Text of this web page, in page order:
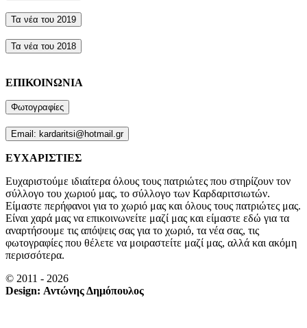
Τα νέα του 2019
Τα νέα του 2018
ΕΠΙΚΟΙΝΩΝΙΑ
Φωτογραφίες
Email: kardaritsi@hotmail.gr
ΕΥΧΑΡΙΣΤΙΕΣ
Ευχαριστούμε ιδιαίτερα όλους τους πατριώτες που στηρίζουν τον
σύλλογο του χωριού μας, το σύλλογο των Καρδαριτσιωτών.
Είμαστε περήφανοι για το χωριό μας και όλους τους πατριώτες μας.
Είναι χαρά μας να επικοινωνείτε μαζί μας και είμαστε εδώ για τα
αναρτήσουμε τις απόψεις σας για το χωριό, τα νέα σας, τις
φωτογραφίες που θέλετε να μοιραστείτε μαζί μας, αλλά και ακόμη
περισσότερα.
© 2011 - 2026
Design: Αντώνης Δημόπουλος